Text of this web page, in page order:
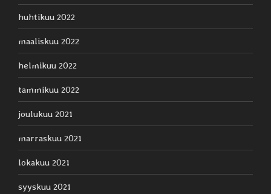
huhtikuu 2022
maaliskuu 2022
helmikuu 2022
tammikuu 2022
joulukuu 2021
marraskuu 2021
lokakuu 2021
syyskuu 2021